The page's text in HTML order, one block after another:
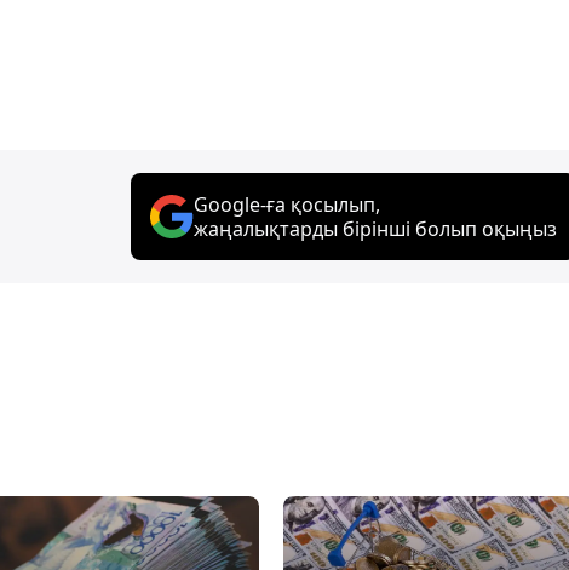
Google-ға қосылып,
жаңалықтарды бірінші болып оқыңыз